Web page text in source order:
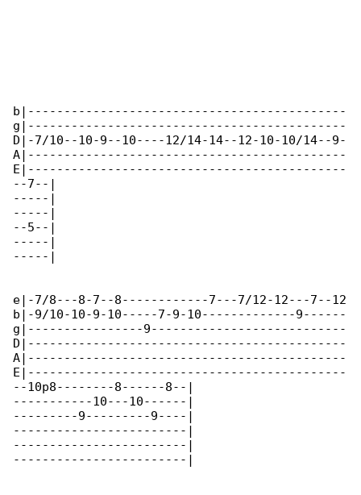
b|--------------------------------------------
g|--------------------------------------------
D|-7/10--10-9--10----12/14-14--12-10-10/14--9-
A|--------------------------------------------
E|--------------------------------------------
--7--|
-----|
-----|
--5--|
-----|
-----|
e|-7/8---8-7--8------------7---7/12-12---7--12
b|-9/10-10-9-10-----7-9-10-------------9------
g|----------------9---------------------------
D|--------------------------------------------
A|--------------------------------------------
E|--------------------------------------------
--10p8--------8------8--|
-----------10---10------|
---------9---------9----|
------------------------|
------------------------|
------------------------|